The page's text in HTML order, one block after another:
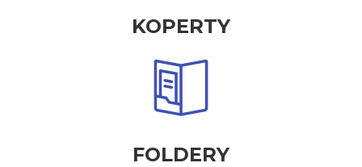
KOPERTY
FOLDERY